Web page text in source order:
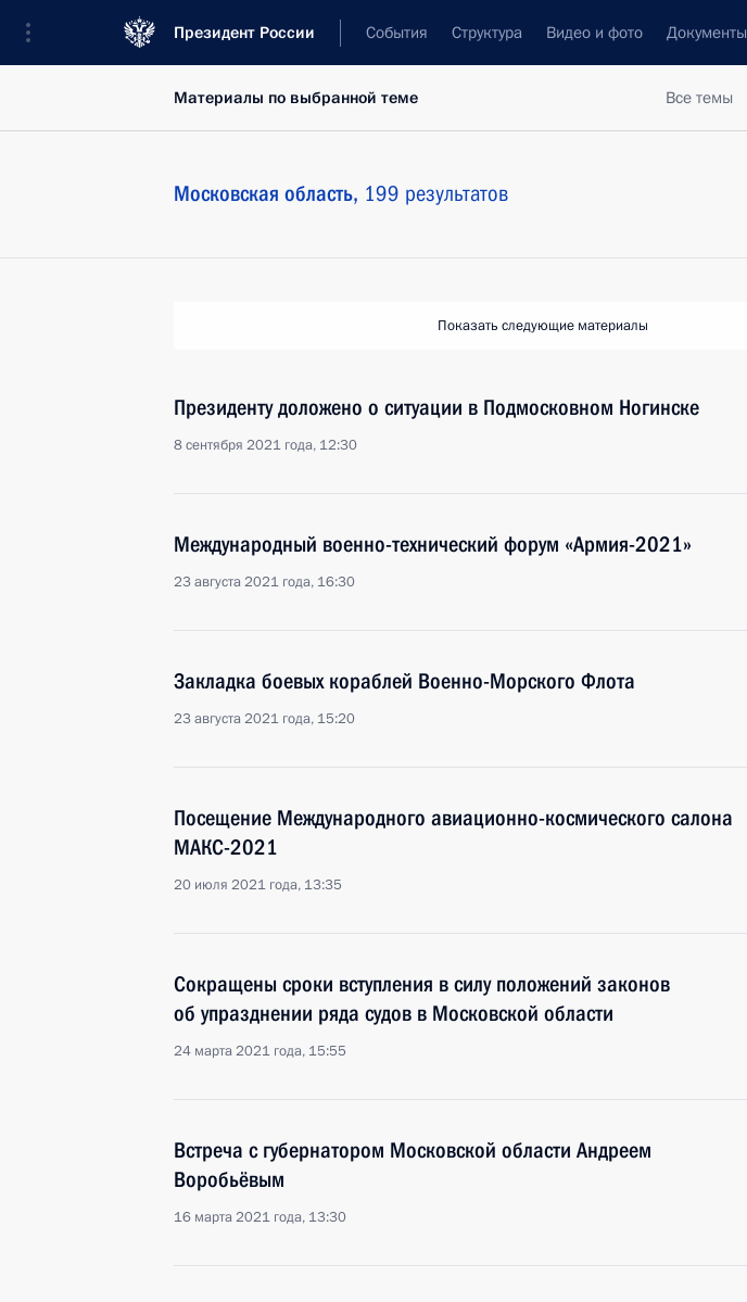
Президент России События Структура Видео и фото Документы
Все темы
Материалы по выбранной теме
Московская область, 199 результатов
Показать следующие материалы
Президенту доложено о ситуации в Подмосковном Ногинске
8 сентября 2021 года, 12:30
Международный военно-технический форум «Армия-2021»
23 августа 2021 года, 16:30
Закладка боевых кораблей Военно-Морского Флота
23 августа 2021 года, 15:20
Посещение Международного авиационно-космического салона
МАКС-2021
20 июля 2021 года, 13:35
Сокращены сроки вступления в силу положений законов
об упразднении ряда судов в Московской области
24 марта 2021 года, 15:55
Встреча с губернатором Московской области Андреем
Воробьёвым
16 марта 2021 года, 13:30